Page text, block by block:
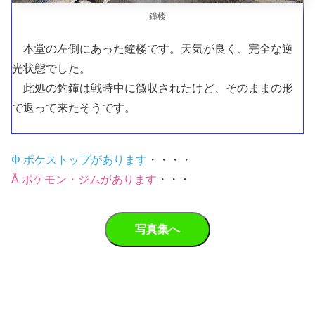
鐘楼
本堂の左側にあった鐘楼です。天気が良く、完全な逆
光状態でした。
此処の釣鐘は戦時中に徴収されたけど、そのままの形
で返って来たそうです。
Φ ポケストップがあります ・・・・
Å ポケモン・ジムがあります ・・・